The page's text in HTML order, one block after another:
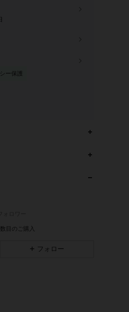
ー保護
た
目のご購入
フォロー